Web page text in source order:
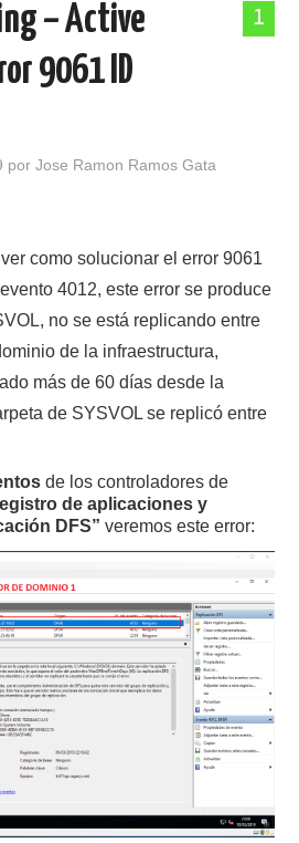
1
– Active
9061 ID
porJose Ramon Ramos Gata
como solucionar el error 9061
4012, este error se produce
no se está replicando entre
de la infraestructura,
más de 60 días desde la
de SYSVOL se replicó entre
de los controladores de
de aplicaciones y
DFS” veremos este error: